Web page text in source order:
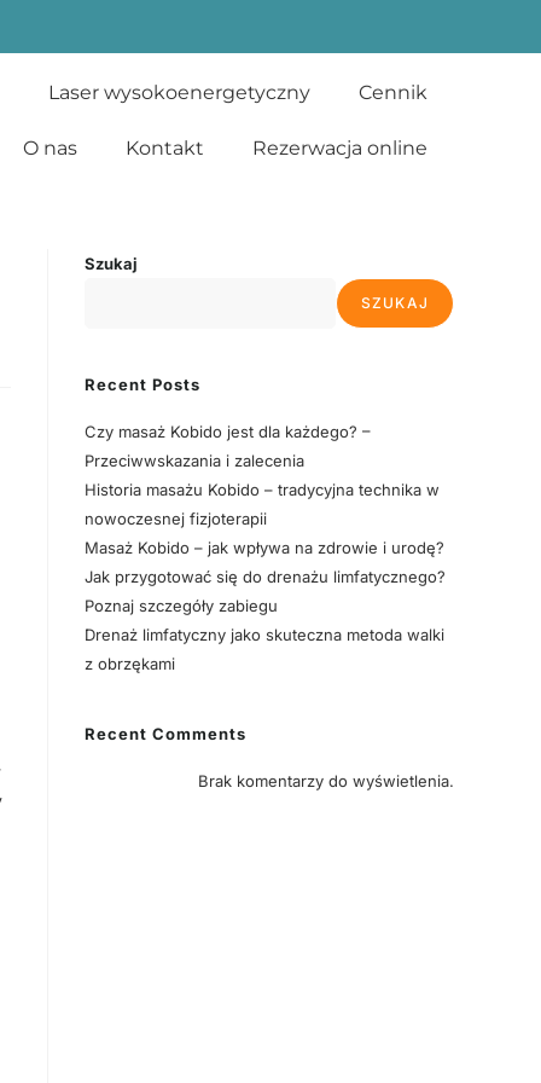
Laser wysokoenergetyczny Cennik
O nas Kontakt Rezerwacja online
Szukaj
SZUKAJ
Recent Posts
Czy masaż Kobido jest dla każdego? –
Przeciwwskazania i zalecenia
Historia masażu Kobido – tradycyjna technika w
nowoczesnej fizjoterapii
Masaż Kobido – jak wpływa na zdrowie i urodę?
Jak przygotować się do drenażu limfatycznego?
Poznaj szczegóły zabiegu
Drenaż limfatyczny jako skuteczna metoda walki
z obrzękami
Recent Comments
Brak komentarzy do wyświetlenia.